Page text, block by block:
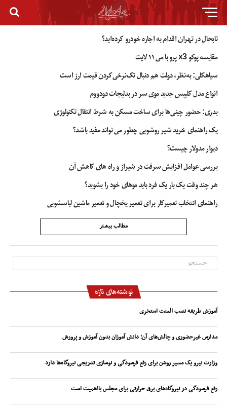
تابحال در تهران اقدام به اجاره خودرو کرده‌اید؟
مقایسه پوکو x3 پرو با می ۱۱ لایت
سیاهکلی: به‌نظر، دولت هم دنبال تک‌نرخی‌کردن قیمت ارز است
انواع مدل کلیپس جدید موی سر در بدلیجات دودووم
بدری: حضور چینی‌ها برای ساخت مسکن به شرط انتقال تکنولوژی
یک راهنمای خرید شیر روشویی چطور می تواند مفید باشد؟
دیوار مدولار چیست؟
بررسی عوامل افزایش سرقت در شیراز و راه های کاهش آن
هر چند وقت یک بار یک فرد باید موهای خود را بشوید؟
راهنمای انتخاب تعمیرکار برای تعمیر یخچال و تعمیر ماشین لباسشویی
مطالب بیشتر
نوشته‌های تازه
آموزش طریقه نصب المنت استخری
مدارس غیرحضوری و چالش‌های آن؛ دانش آموزان بدون آموزش و پرورش
وزارت نیرو یک مسیر روشن برای رفع فرسودگی و نوسازی تدریجی نیروگاه‌ها دارد
رفع فرسودگی در نیروگاه‌های برق حرارتی برای مجلس بااهمیت است